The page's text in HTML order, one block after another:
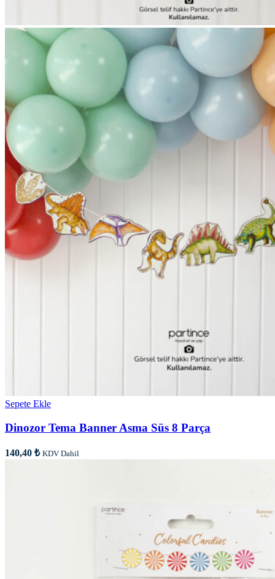
Sepete Ekle
Dinozor Tema Banner Asma Süs 8 Parça
140,40 ₺ KDV Dahil